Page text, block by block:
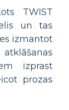
TWIST
un tas
izmantot
izprast
prozas